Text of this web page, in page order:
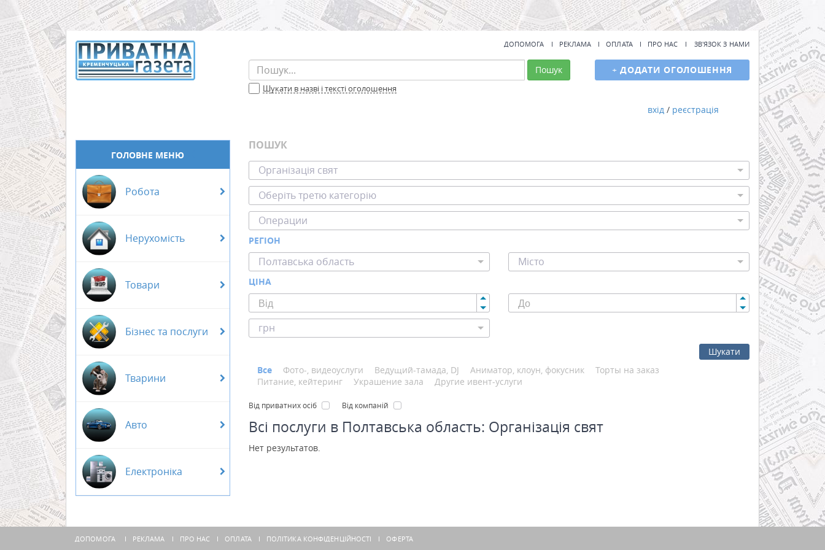
ДОПОМОГА РЕКЛАМА ОПЛАТА ПРО НАС ЗВ'ЯЗОК З НАМИ
Пошук
Шукати в назві і тексті оголошення
+ ДОДАТИ ОГОЛОШЕННЯ
вхід / реєстрація
ГОЛОВНЕ МЕНЮ
Робота
Нерухомість
Товари
Бізнес та послуги
Тварини
Авто
Електроніка
ПОШУК
Організація свят
Оберіть третю категорію
Операции
РЕГІОН
Полтавська область Місто
ЦІНА
грн
Шукати
Все
Фото-, видеоуслуги Ведущий-тамада, DJ Аниматор, клоун, фокусник
Торты на заказ
Питание, кейтеринг
Украшение зала Другие ивент-услуги
Від приватних осіб Від компаній
Всі послуги в Полтавська область: Організація свят
Нет результатов.
ДОПОМОГА РЕКЛАМА ПРО НАС ОПЛАТА ПОЛІТИКА КОНФІДЕНЦІЙНОСТІ ОФЕРТА